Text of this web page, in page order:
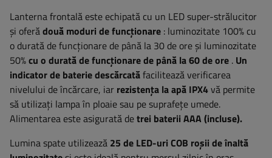
Lanterna frontală este echipată cu un LED super-strălucitor
și oferădouă moduri de funcționare : luminozitate 100% cu
o durată de funcționare de până la 30 de ore și luminozitate
50%cu o durată de funcționare de până la 60 de ore . Un
indicator de baterie descărcatăfacilitează verificarea
nivelului de încărcare, iar rezistența la apă IPX4vă permite
să utilizați lampa în ploaie sau pe suprafețe umede.
Alimentarea este asigurată detrei baterii AAA (incluse).
Lumina spate utilizează 25 de LED-uri COB roșii de înaltă